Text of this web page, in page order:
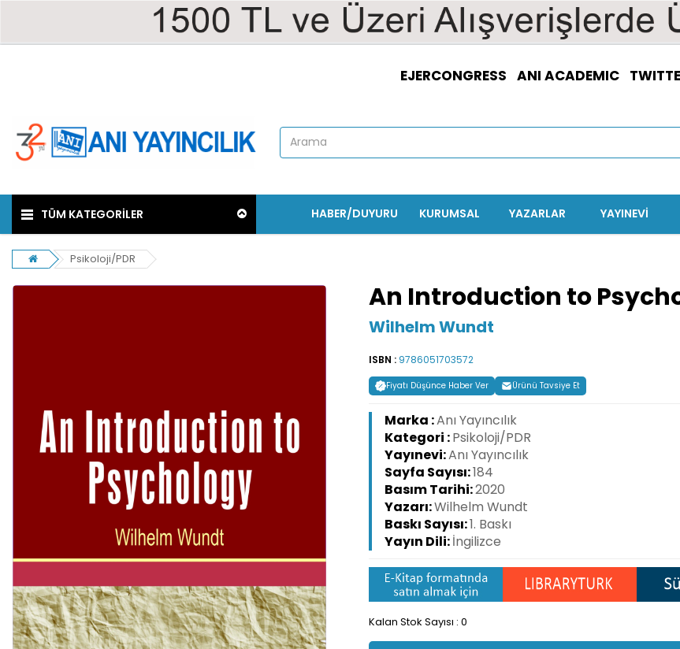
EJERCONGRESS ANI ACADEMIC
TÜM KATEGORİLER YAYINEVİ
YAZARLAR
KURUMSAL
HABER/DUYURU
Psikoloji/PDR
An Introduction to
Wilhelm Wundt
ISBN : 9786051703572
Fiyatı Düşünce Haber Ver Ürünü Tavsiye Et
Marka :Anı Yayıncılık
Kategori :Psikoloji/PDR
Yayınevi:Anı Yayıncılık
Sayfa Sayısı:184
Basım Tarihi:2020
Yazarı:Wilhelm Wundt
Baskı Sayısı:1. Baskı
Yayın Dili:İngilizce
Kalan Stok Sayısı : 0